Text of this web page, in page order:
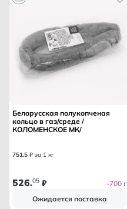
Белорусская полукопченая
кольцо в газ/среде /
КОЛОМЕНСКОЕ МК/
751.5 ₽ за 1 кг
526.05 ₽
~700 г
Ожидается поставка